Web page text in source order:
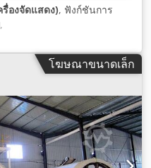
รื่องจัดแสดง), ฟังก์ชันการ
,
โฆษณาขนาดเล็ก